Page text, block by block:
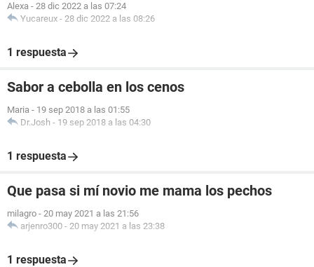
Alexa - 28 dic 2022 a las 07:24
Yucareux - 28 dic 2022 a las 08:26
1 respuesta
Sabor a cebolla en los cenos
Maria - 19 sep 2018 a las 01:55
Dr.Josh - 19 sep 2018 a las 04:30
1 respuesta
Que pasa si mí novio me mama los pechos
milagro - 20 may 2021 a las 21:56
arjenro300 - 20 may 2021 a las 23:38
1 respuesta